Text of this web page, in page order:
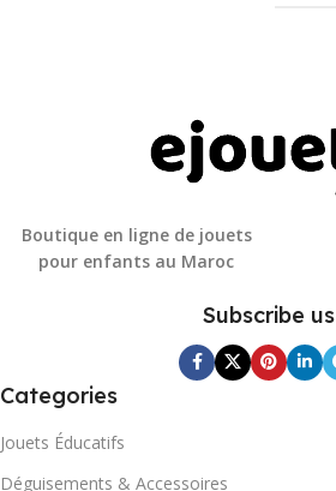
Boutique en ligne de jouets
pour enfants au Maroc
Subscribe us
Categories
Jouets Éducatifs
Déguisements & Accessoires